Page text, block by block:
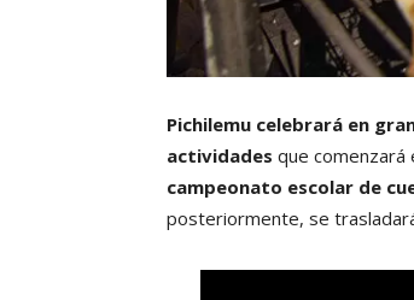
Pichilemu celebrará en
actividades que comenzará
campeonato escolar de
posteriormente, se